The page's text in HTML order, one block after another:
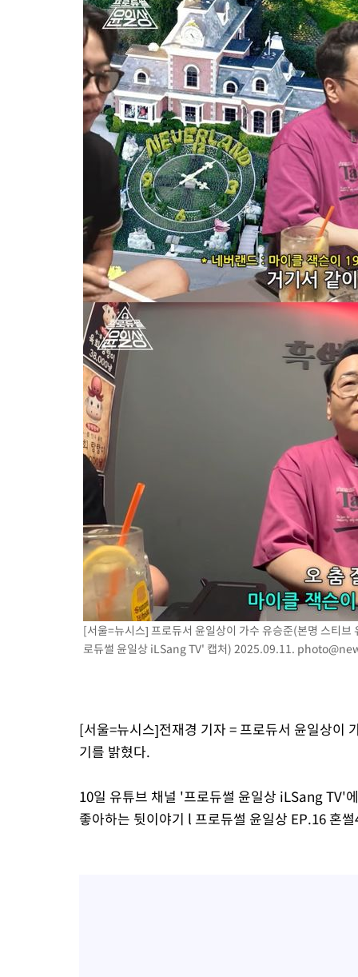
[서울=뉴시스] 프로듀서 윤일상이 가수 유승준(본명 스티
로듀썰 윤일상 iLSang TV' 캡처) 2025.09.11.
[서울=뉴시스]전재경 기자 = 프로듀서 윤일상이
기를 밝혔다.
10일 유튜브 채널 '프로듀썰 윤일상 iLSang TV'
좋아하는 뒷이야기 l 프로듀썰 윤일상 EP.16 혼